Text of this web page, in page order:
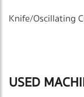
Knife/Oscillating
USED